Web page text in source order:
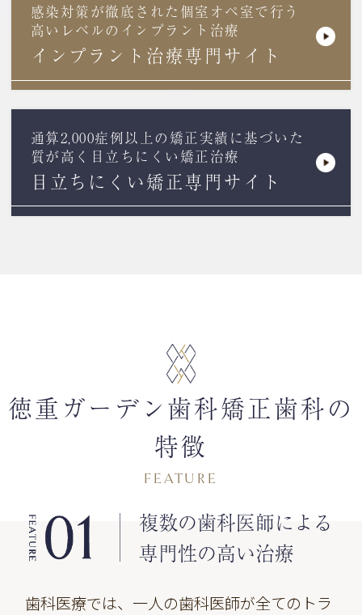
感染対策が徹底された個室オペ室で行う
高いレベルの インプラント治療
インプラント治療専門サイト
通算2,000症例以上の矯正実績に基づいた
質が高く目立ちにくい矯正治療
目立ちにくい矯正専門サイト
徳重ガーデン歯科矯正歯科の
特徴
FEATURE
複数の歯科医師による
専門性の高い治療
歯科医療では、一人の歯科医師が全てのトラ